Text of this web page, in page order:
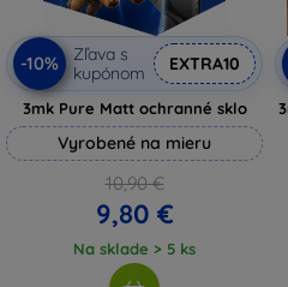
-10%
Zľava s
kupónom
EXTRA10
3mk Pure Matt ochranné sklo
Vyrobené na mieru
10,90 €
9,80 €
Na sklade > 5 ks